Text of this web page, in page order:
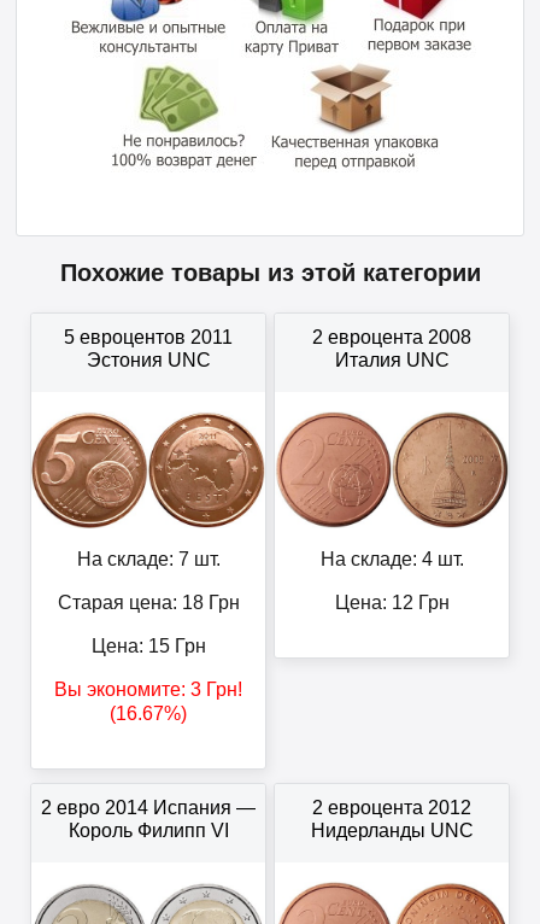
Похожие товары из этой категории
5 евроцентов 2011
Эстония UNC
На складе: 7 шт.
Старая цена: 18Грн
Цена: 15Грн
Вы экономите: 3 Грн!
(16.67%)
2 евроцента 2008
Италия UNC
На складе: 4 шт.
Цена: 12 Грн
2 евро 2014 Испания —
Король Филипп VI
2 евроцента 2012
Нидерланды UNC